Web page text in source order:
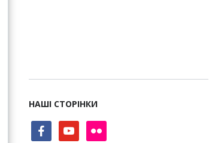
НАШІ СТОРІНКИ
facebookyoutube flickr